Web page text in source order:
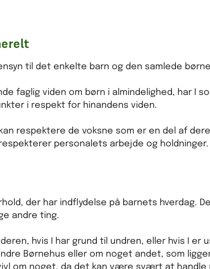
til det enkelte barn og den samlede
faglig viden om børn i almindelighed, har
i respekt for hinandens viden.
respektere de voksne som er en del af
personalets arbejde og holdninger.
der har indflydelse på barnets hverdag.
andre ting.
hvis I har grund til undren, eller hvis I er
Børnehus eller om noget andet, som
om noget, da det kan være svært at handle